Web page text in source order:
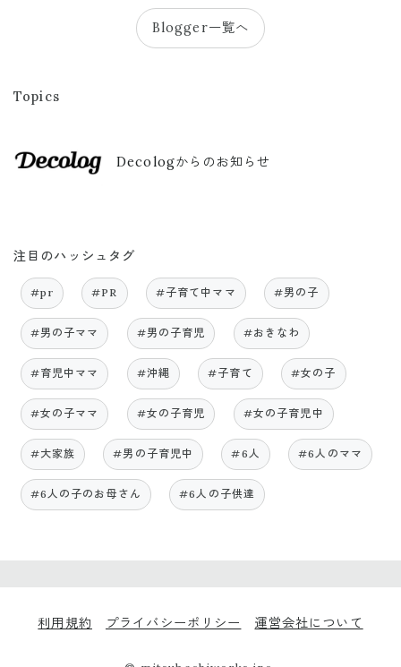
Blogger一覧へ
Topics
Decologからのお知らせ
注目のハッシュタグ
#pr #PR #子育て中ママ #男の子
#男の子ママ #男の子育児 #おきなわ
#育児中ママ #沖縄 #子育て #女の子
#女の子ママ #女の子育児 #女の子育児中
#大家族 #男の子育児中 #6人 #6人のママ
#6人の子のお母さん #6人の子供達
利用規約 プライバシーポリシー 運営会社について